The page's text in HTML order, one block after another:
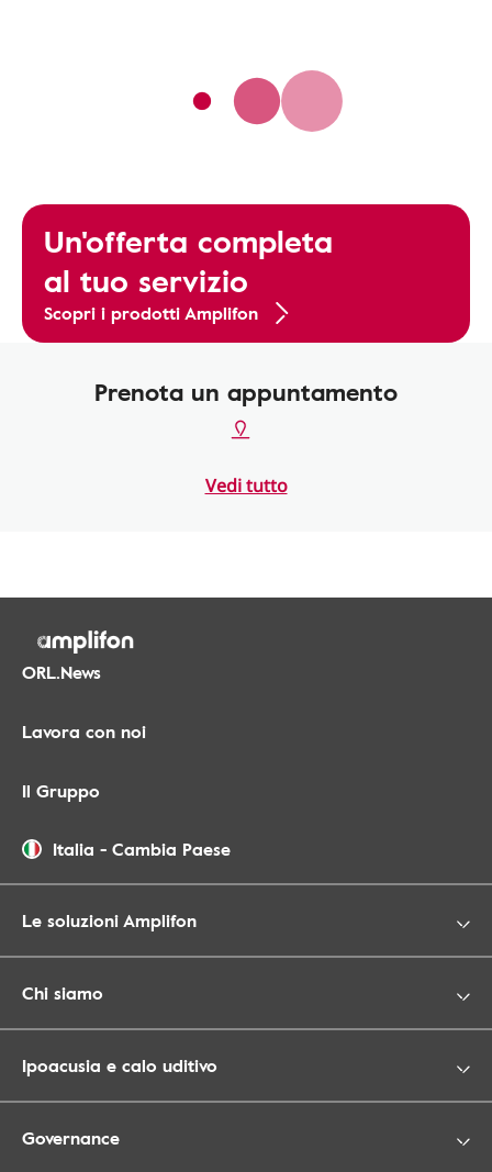
Un'offerta completa
al tuo servizio
Scopri i prodotti Amplifon
Prenota un appuntamento
Vedi tutto
ORL.News
Lavora con noi
Il Gruppo
Italia - Cambia Paese
Le soluzioni Amplifon
Chi siamo
Ipoacusia e calo uditivo
Governance